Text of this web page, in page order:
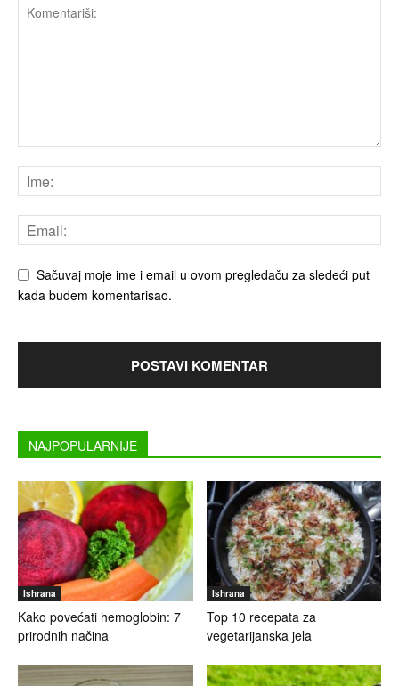
Sačuvaj moje ime i email u ovom pregledaču za sledeći put
kada budem komentarisao.
NAJPOPULARNIJE
Ishrana
Kako povećati hemoglobin: 7
prirodnih načina
Ishrana
Top 10 recepata za
vegetarijanska jela